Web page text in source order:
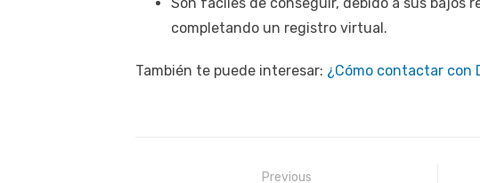
completando un registro virtual.
También te puede interesar: ¿Cómo contactar con
Previous